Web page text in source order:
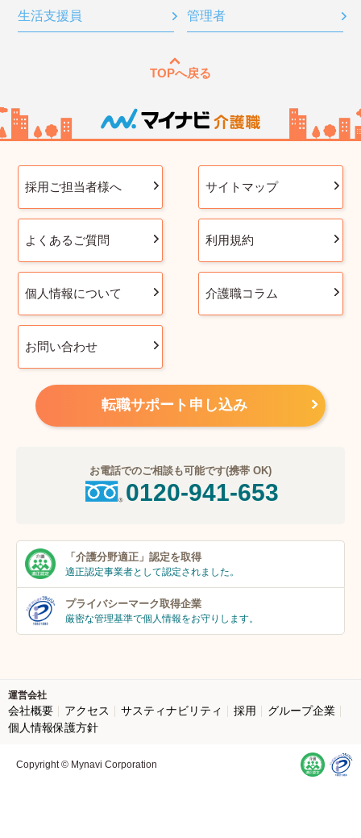
生活支援員 管理者
TOPへ戻る
採用ご担当者様へ サイトマップ
よくあるご質問 利用規約
個人情報について 介護職コラム
お問い合わせ
転職サポート申し込み
お電話でのご相談も可能です(携帯 OK)
0120-941-653
「介護分野適正」 認定を取得
適正認定事業者として認定されました。
プライバシーマーク取得企業
厳密な管理基準で個人情報をお守りします。
運営会社
会社概要 アクセス サスティナビリティ 採用
グループ企業
個人情報保護方針
Copyright © Mynavi Corporation